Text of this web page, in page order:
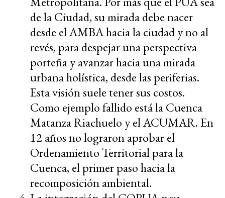
de la Ciudad, su mirada debe nacer
desde el AMBA hacia la ciudad y no al
revés, para despejar una perspectiva
porteña y avanzar hacia una mirada
urbana holística, desde las periferias.
Esta visión suele tener sus costos.
Como ejemplo fallido está la Cuenca
Matanza Riachuelo y el ACUMAR. En
12 años no lograron aprobar el
Ordenamiento Territorial para la
Cuenca, el primer paso hacia la
recomposición ambiental.